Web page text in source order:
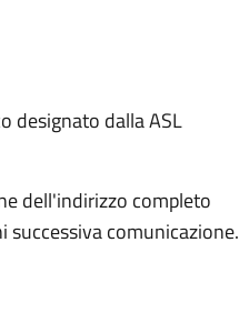
designato dalla ASL
dell'indirizzo completo
comunicazione.